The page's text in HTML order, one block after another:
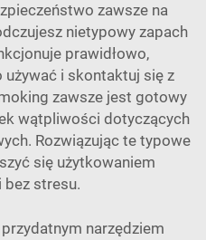
zawsze na
nietypowy zapach
prawidłowo,
i skontaktuj się z
zawsze jest gotowy
wątpliwości dotyczących
Rozwiązując te typowe
się użytkowaniem
bez stresu.
narzędziem